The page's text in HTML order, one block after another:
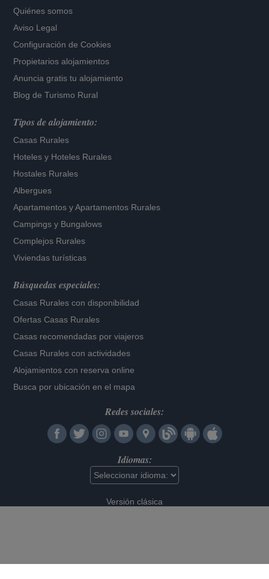
Quiénes somos
Aviso Legal
Configuración de Cookies
Propietarios alojamientos
Anuncia gratis tu alojamiento
Blog de Turismo Rural
Tipos de alojamiento:
Casas Rurales
Hoteles y Hoteles Rurales
Hostales Rurales
Albergues
Apartamentos yApartamentos Rurales
Campings y Bungalows
Complejos Rurales
Viviendas turísticas
Búsquedas especiales:
Casas Rurales con disponibilidad
Ofertas Casas Rurales
Casas recomendadas por viajeros
Casas Rurales con actividades
Alojamientos con reserva online
Busca por ubicación en el mapa
Redes sociales:
Idiomas:
Versión clásica